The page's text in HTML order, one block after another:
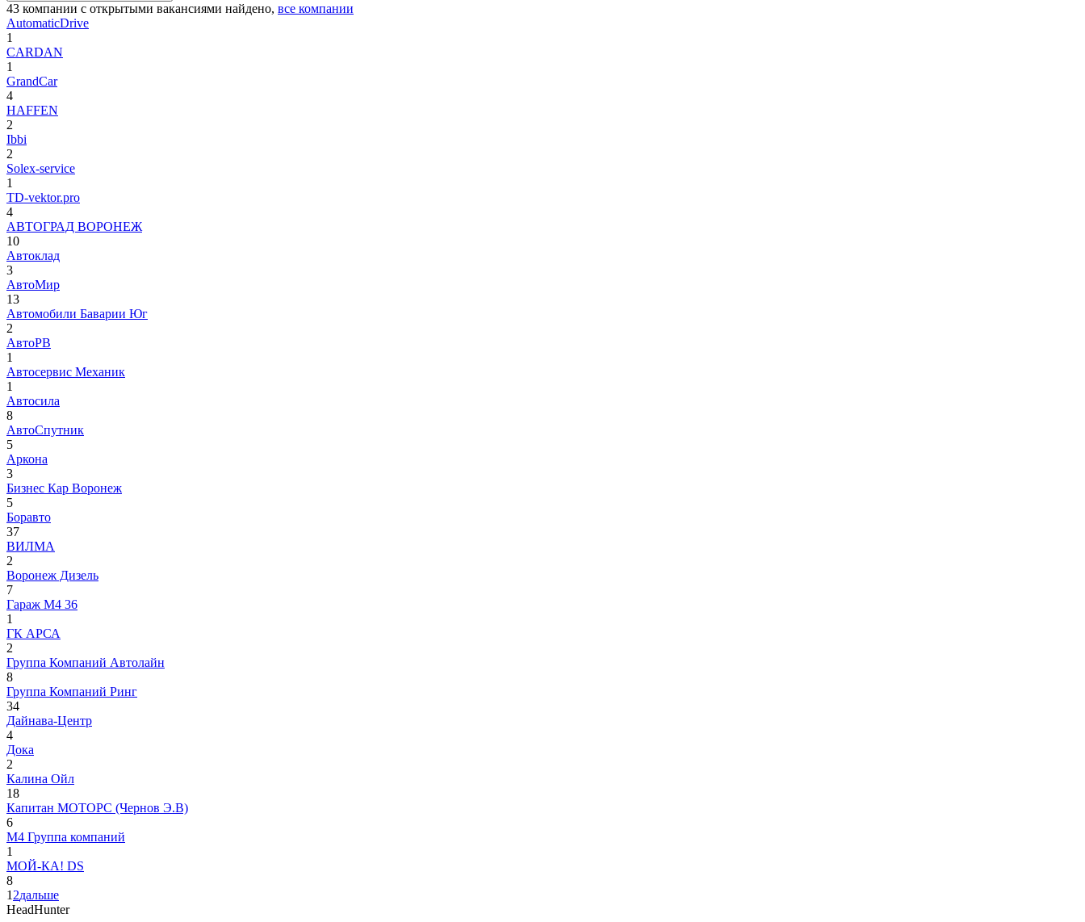
43 компании с открытыми вакансиями найдено, все компании
AutomaticDrive
1
CARDAN
1
GrandCar
4
HAFFEN
2
Ibbi
2
Solex-service
1
TD-vektor.pro
4
АВТОГРАД ВОРОНЕЖ
10
Автоклад
3
АвтоМир
13
Автомобили Баварии Юг
2
АвтоРВ
1
Автосервис Механик
1
Автосила
8
АвтоСпутник
5
Аркона
3
Бизнес Кар Воронеж
5
Боравто
37
ВИЛМА
2
Воронеж Дизель
7
Гараж М4 36
1
ГК АРСА
2
Группа Компаний Автолайн
8
Группа Компаний Ринг
34
Дайнава-Центр
4
Дока
2
Калина Ойл
18
Капитан МОТОРС (Чернов Э.В)
6
М4 Группа компаний
1
МОЙ-КА! DS
8
1 2дальше
HeadHunter